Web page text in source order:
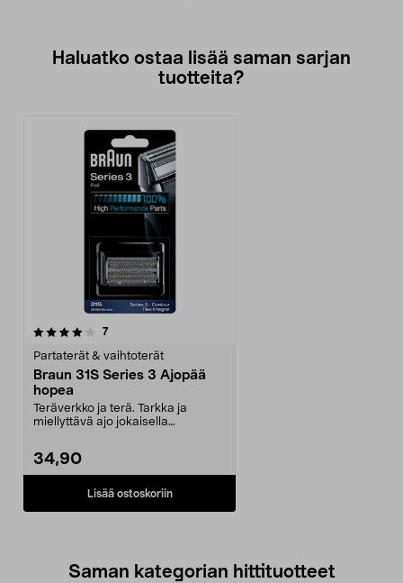
Haluatko ostaa lisää saman sarjan
tuotteita?
7arvostelut
Partaterät & vaihtoterät
Braun 31S Series 3 Ajopää
hopea
Teräverkko ja terä. Tarkka ja
miellyttävä ajo jokaisella
34,90
Lisää ostoskoriin
Saman kategorian hittituotteet